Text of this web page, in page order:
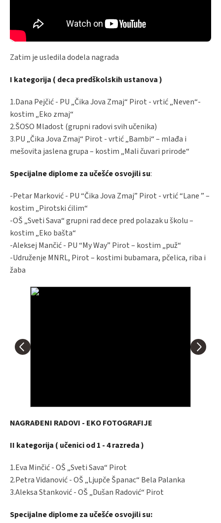
Zatim je usledila dodela nagrada
I kategorija ( deca predškolskih ustanova )
1.Dana Pejčić - PU „Čika Jova Zmaj“ Pirot - vrtić „Neven“-
kostim „Eko zmaj“
2.ŠOSO Mladost (grupni radovi svih učenika)
3.PU „Čika Jova Zmaj“ Pirot - vrtić „Bambi“ – mlađa i
mešovita jaslena grupa – kostim „Mali čuvari prirode“
Specijalne diplome za učešće osvojili su:
-Petar Marković - PU “Čika Jova Zmaj” Pirot - vrtić “Lane ” –
kostim „Pirotski ćilim“
-OŠ „Sveti Sava“ grupni rad dece pred polazak u školu –
kostim „Eko bašta“
-Aleksej Mančić - PU “My Way” Pirot – kostim „puž“
-Udruženje MNRL, Pirot – kostimi bubamara, pčelica, riba i
žaba
NAGRAĐENI RADOVI - EKO FOTOGRAFIJE
II kategorija ( učenici od 1 - 4 razreda )
1.Eva Minčić - OŠ „Sveti Sava“ Pirot
2.Petra Vidanović - OŠ „Ljupče Španac“ Bela Palanka
3.Aleksa Stanković - OŠ „Dušan Radović“ Pirot
Specijalne diplome za učešće osvojili su: